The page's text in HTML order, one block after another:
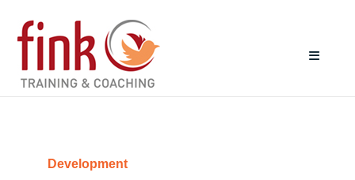
Inhalt
Toggle
CoachingDevelopment